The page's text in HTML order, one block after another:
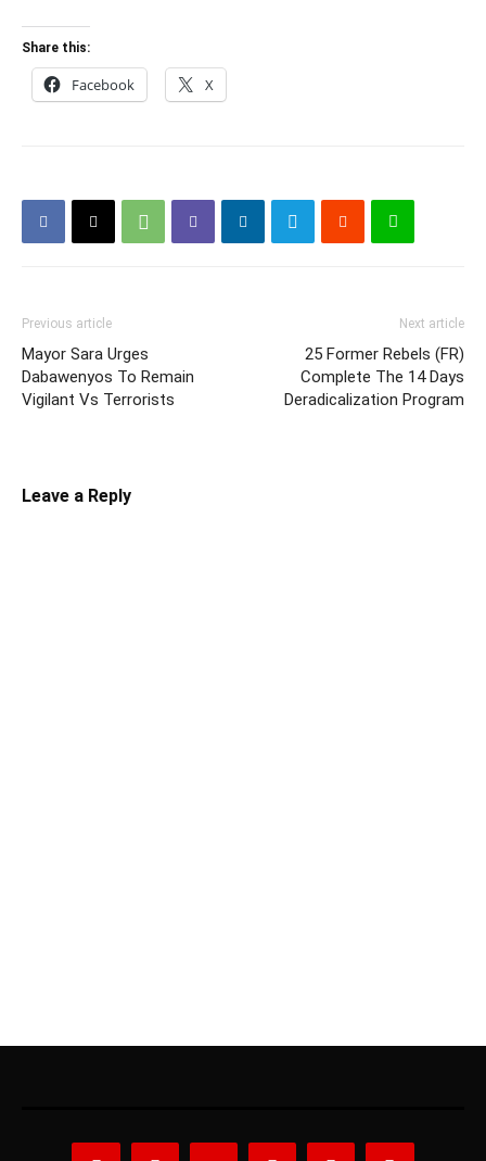
Share this:
Facebook X
Previous article
Mayor Sara Urges
Dabawenyos To Remain
Vigilant Vs Terrorists
Next article
25 Former Rebels (FR)
Complete The 14 Days
Deradicalization Program
Leave a Reply